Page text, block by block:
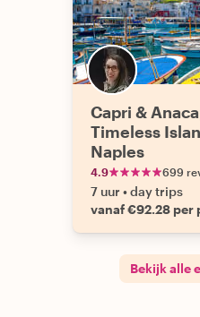
Capri &
Timeless
Naples
4.9 699
7 uur •day trips
vanaf €92.28 per
Bekijk alle